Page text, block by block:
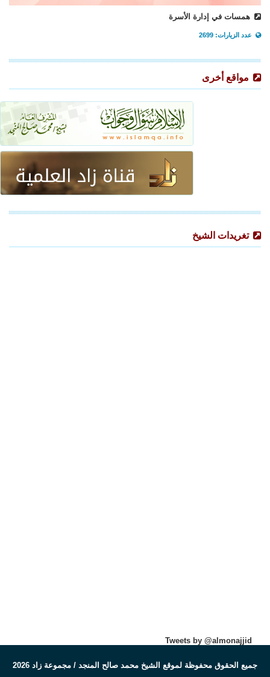
همسات في إدارة الأسرة
عدد الزيارات: 2699
مواقع أخرى
تغريدات الشيخ
Tweets by @almonajjid
جميع الحقوق محفوظة لموقع الشيخ محمد صالح المنجد / مجموعة زاد 2026